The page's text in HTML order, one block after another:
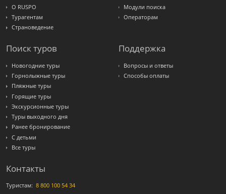
О RUSPO
Турагентам
Страноведение
Модули поиска
Операторам
Поиск туров
Новогодние туры
Горнолыжные туры
Пляжные туры
Горящие туры
Экскурсионные туры
Туры выходного дня
Ранее бронирование
С детьми
Все туры
Поддержка
Вопросы и ответы
Способы оплаты
Контакты
Туристам: 8 800 100 54 34